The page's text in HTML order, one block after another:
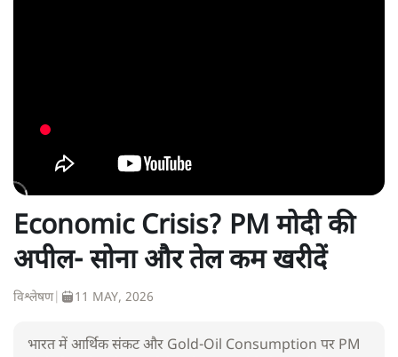
Economic Crisis? PM मोदी की
अपील- सोना और तेल कम खरीदें
विश्लेषण| 11 MAY, 2026
भारत में आर्थिक संकट और Gold-Oil Consumption पर PM